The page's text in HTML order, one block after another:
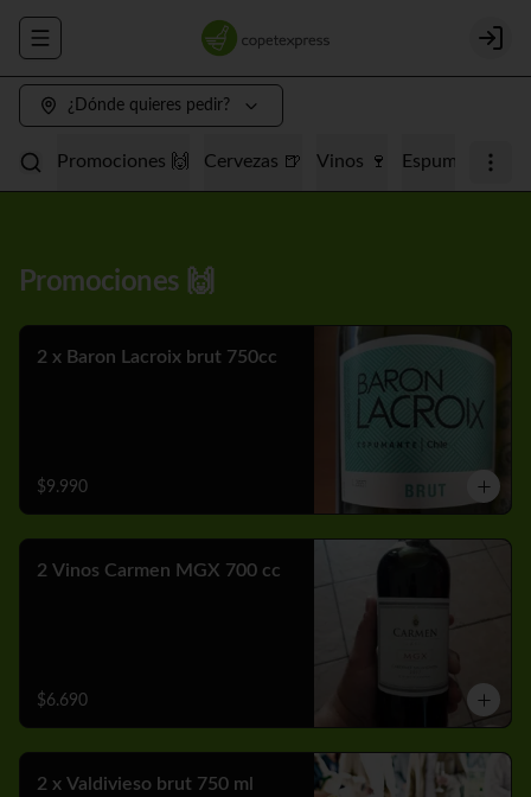
Abrir menu de navegación Login
¿Dónde quieres pedir?
Promociones 🙌 Cervezas 🍺 Vinos 🍷 Espumantes 🥂
Promociones 🙌
2 x Baron Lacroix brut 750cc
$9.990
2 Vinos Carmen MGX 700 cc
$6.690
2 x Valdivieso brut 750 ml